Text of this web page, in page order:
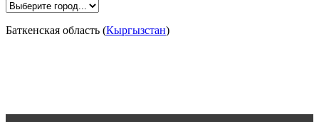
Баткенская область (Кыргызстан)